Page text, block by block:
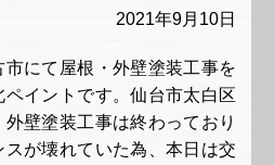
2021年9月10日
にて屋根・外壁塗装工事を
イントです。仙台市太白区
壁塗装工事は終わっており
スが壊れていた為、本日は交